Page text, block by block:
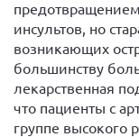
инсультов, но
возникающих
большинству
лекарственная
что пациенты с
группе высокого